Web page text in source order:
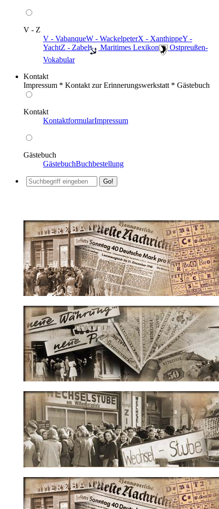
V - Z
V - VabanqueW - WackelpeterX - XanthippeY -
YachtZ - Zabel ️ Maritimes Lexikon
️ Ostpreußen-
Vokabular
Kontakt
Impressum * Kontakt zur Erinnerungswerkstatt * Gästebuch
Kontakt
KontaktformularImpressum
Gästebuch
GästebuchBuchbestellung